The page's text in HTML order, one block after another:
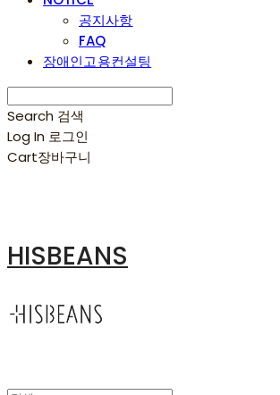
공지사항
FAQ
장애인고용컨설팅
Search 검색
Log In 로그인
Cart장바구니
HISBEANS